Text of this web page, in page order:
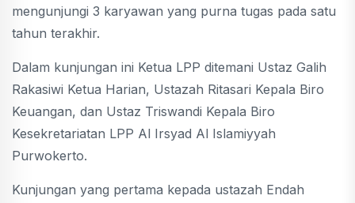
mengunjungi 3 karyawan yang purna tugas pada satu
tahun terakhir.
Dalam kunjungan ini Ketua LPP ditemani Ustaz Galih
Rakasiwi Ketua Harian, Ustazah Ritasari Kepala Biro
Keuangan, dan Ustaz Triswandi Kepala Biro
Kesekretariatan LPP Al Irsyad Al Islamiyyah
Purwokerto.
Kunjungan yang pertama kepada ustazah Endah